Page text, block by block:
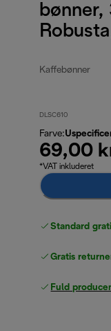
bønner,
Kaffebønner
DLSC610
Farve:
69,00
*VAT inkluderet
Standard
Gratis
Fuld